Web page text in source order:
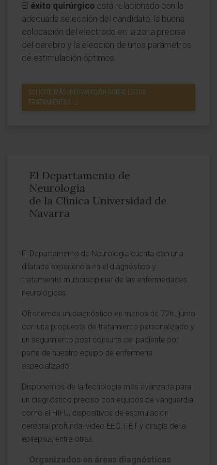
El éxito quirúrgico está relacionado con la
adecuada selección del candidato, la buena
colocación del electrodo en la zona precisa
del cerebro y la elección de unos parámetros
de estimulación óptimos.
SOLICITE MÁS INFORMACIÓN SOBRE ESTOS
TRATAMIENTOS
El Departamento de
Neurología
de la Clínica Universidad de
Navarra
El Departamento de Neurología cuenta con una
dilatada experiencia en el diagnóstico y
tratamiento multidisciplinar de las enfermedades
neurológicas.
Ofrecemos un diagnóstico en menos de 72h., junto
con una propuesta de tratamiento personalizado y
un seguimiento post consulta del paciente por
parte de nuestro equipo de enfermería
especializado.
Disponemos de la tecnología más avanzada para
un diagnóstico preciso con equipos de vanguardia
como el HIFU, dispositivos de estimulación
cerebral profunda, video EEG, PET y cirugía de la
epilepsia, entre otras.
Organizados en áreas diagnósticas